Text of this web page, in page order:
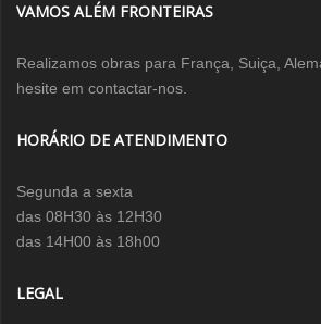
VAMOS ALÉM FRONTEIRAS
Realizamos obras para França, Suiça,
hesite em contactar-nos.
HORÁRIO DE ATENDIMENTO
Segunda a sexta
das 08H30 às 12H30
das 14H00 às 18h00
LEGAL